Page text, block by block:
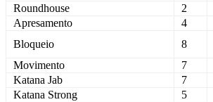
Roundhouse
2
Apresamento
4
Bloqueio
8
Movimento
7
Katana Jab
7
Katana Strong
5